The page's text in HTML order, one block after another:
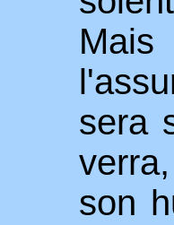
sera
son